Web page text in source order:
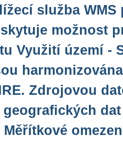
služba
možnost
Využití území -
Zdrojovou
geografických
Měřítkové